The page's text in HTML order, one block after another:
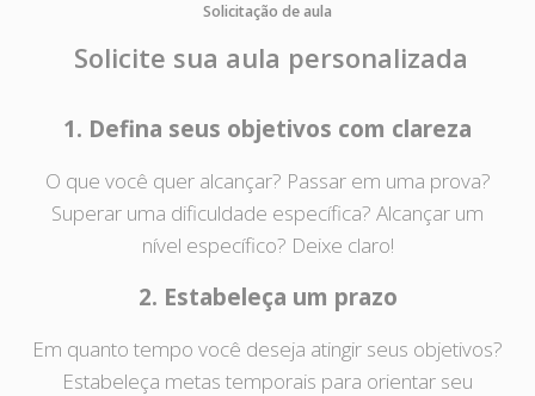
Solicitação de aula
Solicite sua aula personalizada
1. Defina seus objetivos com clareza
O que você quer alcançar? Passar em uma prova?
Superar uma dificuldade específica? Alcançar um
nível específico? Deixe claro!
2. Estabeleça um prazo
Em quanto tempo você deseja atingir seus objetivos?
Estabeleça metas temporais para orientar seu